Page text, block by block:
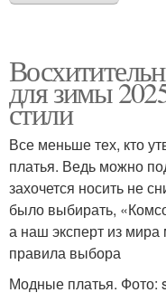
для зимы
стили
Все меньше тех, кто
платья. Ведь можно
захочется носить не
было выбирать,
а наш эксперт из
правила выбора
Модные платья. Фото: